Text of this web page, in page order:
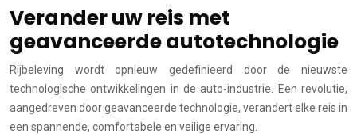
Verander uw reis met
geavanceerde autotechnologie
Rijbeleving wordt opnieuw gedefinieerd door de nieuwste
technologische ontwikkelingen in de auto-industrie. Een revolutie,
aangedreven door geavanceerde technologie, verandert elke reis in
een spannende, comfortabele en veilige ervaring.